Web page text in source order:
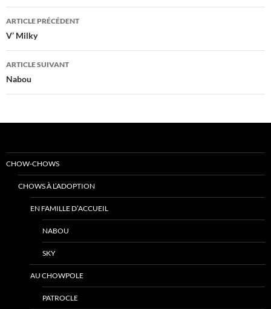
Navigation
des
articles
ARTICLE PRÉCÉDENT
V’ Milky
ARTICLE SUIVANT
Nabou
CHOW-CHOWS
CHOWS À L’ADOPTION
EN FAMILLE D’ACCUEIL
NABOU
SKY
AU CHOWPOLE
PATROCLE